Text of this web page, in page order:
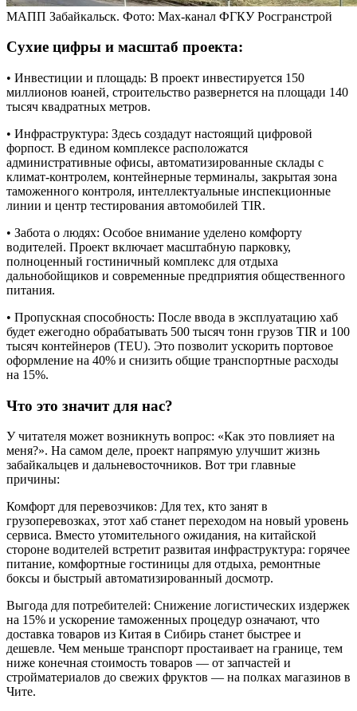
МАПП Забайкальск. Фото: Max-канал ФГКУ Росгранстрой
Сухие цифры и масштаб проекта:
• Инвестиции и площадь: В проект инвестируется 150
миллионов юаней, строительство развернется на площади 140
тысяч квадратных метров.
• Инфраструктура: Здесь создадут настоящий цифровой
форпост. В едином комплексе расположатся
административные офисы, автоматизированные склады с
климат-контролем, контейнерные терминалы, закрытая зона
таможенного контроля, интеллектуальные инспекционные
линии и центр тестирования автомобилей TIR.
• Забота о людях: Особое внимание уделено комфорту
водителей. Проект включает масштабную парковку,
полноценный гостиничный комплекс для отдыха
дальнобойщиков и современные предприятия общественного
питания.
• Пропускная способность: После ввода в эксплуатацию хаб
будет ежегодно обрабатывать 500 тысяч тонн грузов TIR и 100
тысяч контейнеров (TEU). Это позволит ускорить портовое
оформление на 40% и снизить общие транспортные расходы
на 15%.
Что это значит для нас?
У читателя может возникнуть вопрос: «Как это повлияет на
меня?». На самом деле, проект напрямую улучшит жизнь
забайкальцев и дальневосточников. Вот три главные
причины:
Комфорт для перевозчиков: Для тех, кто занят в
грузоперевозках, этот хаб станет переходом на новый уровень
сервиса. Вместо утомительного ожидания, на китайской
стороне водителей встретит развитая инфраструктура: горячее
питание, комфортные гостиницы для отдыха, ремонтные
боксы и быстрый автоматизированный досмотр.
Выгода для потребителей: Снижение логистических издержек
на 15% и ускорение таможенных процедур означают, что
доставка товаров из Китая в Сибирь станет быстрее и
дешевле. Чем меньше транспорт простаивает на границе, тем
ниже конечная стоимость товаров — от запчастей и
стройматериалов до свежих фруктов — на полках магазинов в
Чите.